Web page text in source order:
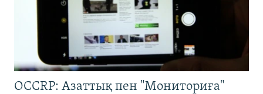
OCCRP: Азаттық пен "Мониториға"